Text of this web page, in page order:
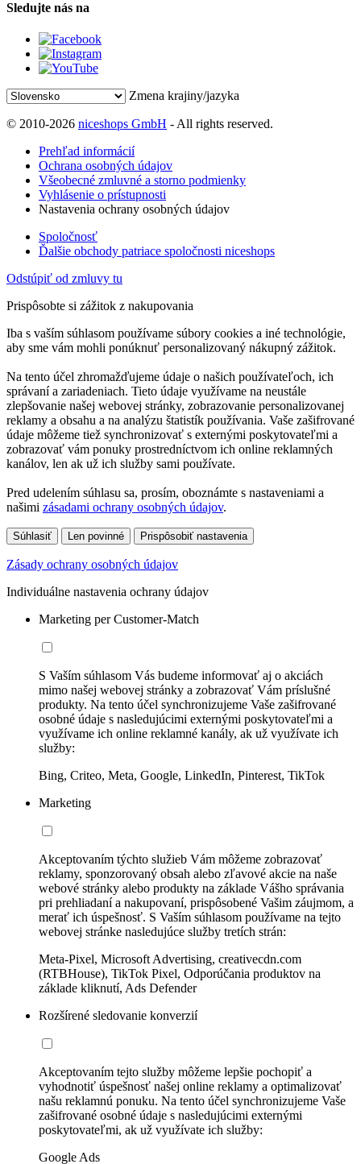
Sledujte nás na
Zmena krajiny/jazyka
© 2010-2026 niceshops GmbH - All rights reserved.
Prehľad informácií
Ochrana osobných údajov
Všeobecné zmluvné a storno podmienky
Vyhlásenie o prístupnosti
Nastavenia ochrany osobných údajov
Spoločnosť
Ďalšie obchody patriace spoločnosti niceshops
Odstúpiť od zmluvy tu
Prispôsobte si zážitok z nakupovania
Iba s vaším súhlasom používame súbory cookies a iné technológie,
aby sme vám mohli ponúknuť personalizovaný nákupný zážitok.
Na tento účel zhromažďujeme údaje o našich používateľoch, ich
správaní a zariadeniach. Tieto údaje využívame na neustále
zlepšovanie našej webovej stránky, zobrazovanie personalizovanej
reklamy a obsahu a na analýzu štatistík používania. Vaše zašifrované
údaje môžeme tiež synchronizovať s externými poskytovateľmi a
zobrazovať vám ponuky prostredníctvom ich online reklamných
kanálov, len ak už ich služby sami používate.
Pred udelením súhlasu sa, prosím, oboznámte s nastaveniami a
našimi zásadami ochrany osobných údajov.
Súhlasiť Len povinné Prispôsobiť nastavenia
Zásady ochrany osobných údajov
Individuálne nastavenia ochrany údajov
Marketing per Customer-Match
S Vaším súhlasom Vás budeme informovať aj o akciách
mimo našej webovej stránky a zobrazovať Vám príslušné
produkty. Na tento účel synchronizujeme Vaše zašifrované
osobné údaje s nasledujúcimi externými poskytovateľmi a
využívame ich online reklamné kanály, ak už využívate ich
služby:
Bing, Criteo, Meta, Google, LinkedIn, Pinterest, TikTok
Marketing
Akceptovaním týchto služieb Vám môžeme zobrazovať
reklamy, sponzorovaný obsah alebo zľavové akcie na naše
webové stránky alebo produkty na základe Vášho správania
pri prehliadaní a nakupovaní, prispôsobené Vašim záujmom, a
merať ich úspešnosť. S Vaším súhlasom používame na tejto
webovej stránke nasledujúce služby tretích strán:
Meta-Pixel, Microsoft Advertising, creativecdn.com
(RTBHouse), TikTok Pixel, Odporúčania produktov na
základe kliknutí, Ads Defender
Rozšírené sledovanie konverzií
Akceptovaním tejto služby môžeme lepšie pochopiť a
vyhodnotiť úspešnosť našej online reklamy a optimalizovať
našu reklamnú ponuku. Na tento účel synchronizujeme Vaše
zašifrované osobné údaje s nasledujúcimi externými
poskytovateľmi, ak už využívate ich služby:
Google Ads